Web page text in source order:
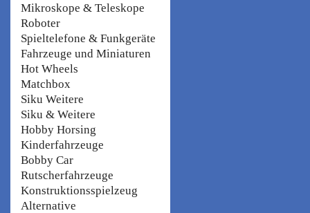
Mikroskope & Teleskope
Roboter
Spieltelefone & Funkgeräte
Fahrzeuge und Miniaturen
Hot Wheels
Matchbox
Siku Weitere
Siku & Weitere
Hobby Horsing
Kinderfahrzeuge
Bobby Car
Rutscherfahrzeuge
Konstruktionsspielzeug
Alternative